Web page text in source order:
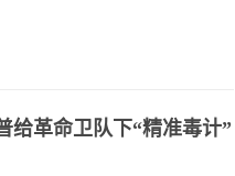
给革命卫队下“精准毒计”